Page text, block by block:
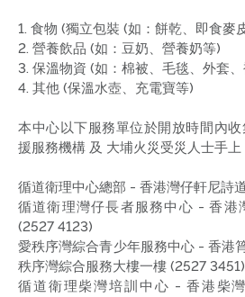
1. 食物 (獨立包裝 (如：餅乾、即食麥
2. 營養飲品 (如：豆奶、營養奶等)
3. 保溫物資 (如：棉被、毛毯、外套
4. 其他 (保溫水壺、充電寶等)
本中心以下服務單位於開放時間內
援服務機構 及 大埔火災受災人士手上
循道衛理中心總部 - 香港灣仔軒尼詩
循道衛理灣仔長者服務中心 - 香港
(2527 4123)
愛秩序灣綜合青少年服務中心 - 香港
秩序灣綜合服務大樓一樓 (2527 3451)
循道衛理柴灣培訓中心 - 香港柴